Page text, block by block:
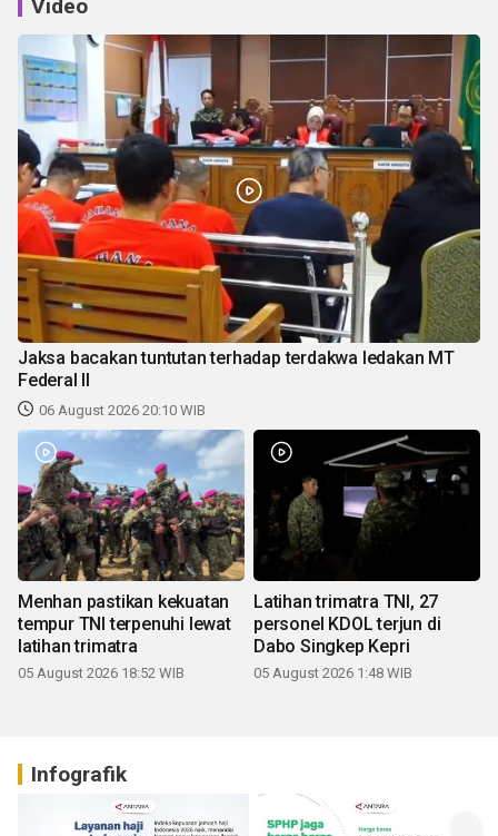
Video
Jaksa bacakan tuntutan terhadap terdakwa ledakan MT
Federal II
06 August 2026 20:10 WIB
Menhan pastikan kekuatan
tempur TNI terpenuhi lewat
latihan trimatra
05 August 2026 18:52 WIB
Latihan trimatra TNI, 27
personel KDOL terjun di
Dabo Singkep Kepri
05 August 2026 1:48 WIB
Infografik